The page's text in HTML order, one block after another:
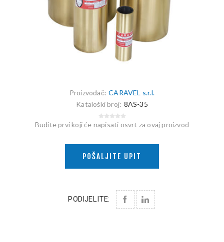
Proizvođač: CARAVEL s.r.l.
Kataloški broj: 8AS-35
Budite prvi koji će napisati osvrt za ovaj proizvod
POŠALJITE UPIT
PODIJELITE: